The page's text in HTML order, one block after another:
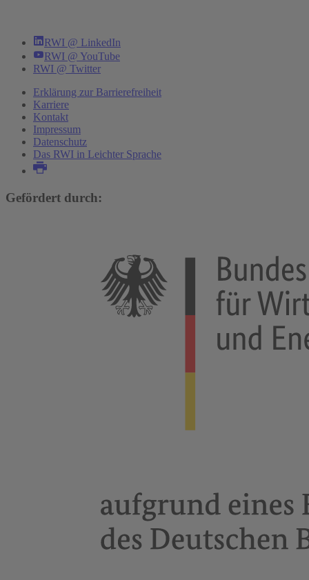
RWI @ LinkedIn
RWI @ YouTube
RWI @ Twitter
Erklärung zur Barrierefreiheit
Karriere
Kontakt
Impressum
Datenschutz
Das RWI in Leichter Sprache
Gefördert durch: